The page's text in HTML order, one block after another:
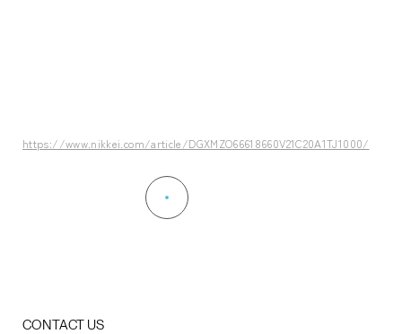
RECRUIT
CONTACT
https://www.nikkei.com/article/DGXMZO66618660V21C20A1TJ1000/
CONTACT US